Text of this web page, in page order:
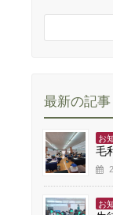
最新の記事
お
毛
お